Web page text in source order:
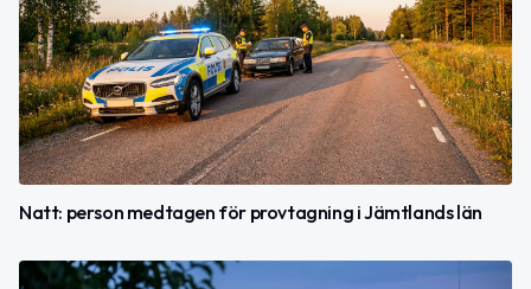
Natt: person medtagen för provtagning i Jämtlands län